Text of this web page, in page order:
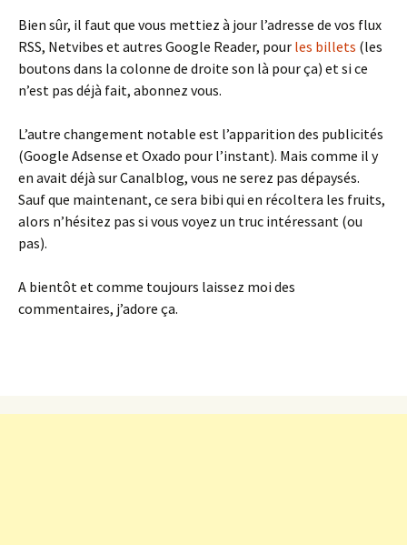
Bien sûr, il faut que vous mettiez à jour l’adresse de vos flux
RSS, Netvibes et autres Google Reader, pour les billets (les
boutons dans la colonne de droite son là pour ça) et si ce
n’est pas déjà fait, abonnez vous.
L’autre changement notable est l’apparition des publicités
(Google Adsense et Oxado pour l’instant). Mais comme il y
en avait déjà sur Canalblog, vous ne serez pas dépaysés.
Sauf que maintenant, ce sera bibi qui en récoltera les fruits,
alors n’hésitez pas si vous voyez un truc intéressant (ou
pas).
A bientôt et comme toujours laissez moi des
commentaires, j’adore ça.